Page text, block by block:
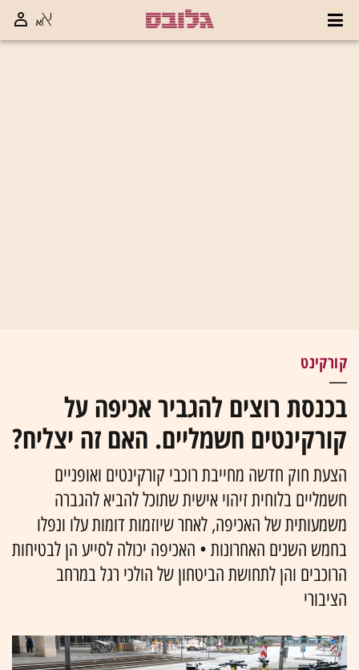
קורקינט
בכנסת רוצים להגביר אכיפה על
קורקינטים חשמליים. האם זה יצליח?
הצעת חוק חדשה מחייבת רוכבי קורקינטים ואופניים
חשמליים בלוחית זיהוי אישית שתוכל להביא להגברה
משמעותית של האכיפה, לאחר שיוזמות דומות עלו ונפלו
בחמש השנים האחרונות • האכיפה יכולה לסייע הן לבטיחות
הרוכבים והן לתחושת הביטחון של הולכי רגל במרחב
הציבורי